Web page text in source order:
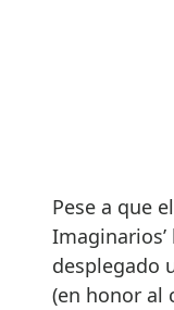
Pese a que
desplegado
(en honor al